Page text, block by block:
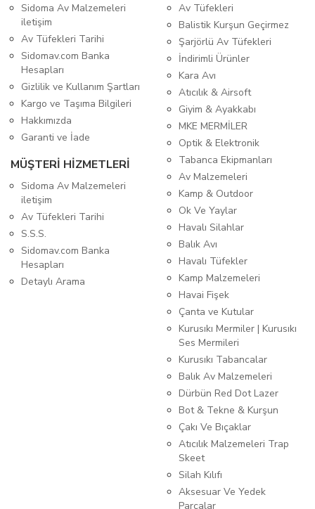
Sidoma Av Malzemeleri
iletişim
Av Tüfekleri Tarihi
Sidomav.com Banka
Hesapları
Gizlilik ve Kullanım Şartları
Kargo ve Taşıma Bilgileri
Hakkımızda
Garanti ve İade
MÜŞTERİ HİZMETLERİ
Sidoma Av Malzemeleri
iletişim
Av Tüfekleri Tarihi
S.S.S.
Sidomav.com Banka
Hesapları
Detaylı Arama
Av Tüfekleri
Balistik Kurşun Geçirmez
Şarjörlü Av Tüfekleri
İndirimli Ürünler
Kara Avı
Atıcılık & Airsoft
Giyim & Ayakkabı
MKE MERMİLER
Optik & Elektronik
Tabanca Ekipmanları
Av Malzemeleri
Kamp & Outdoor
Ok Ve Yaylar
Havalı Silahlar
Balık Avı
Havalı Tüfekler
Kamp Malzemeleri
Havai Fişek
Çanta ve Kutular
Kurusıkı Mermiler | Kurusıkı
Ses Mermileri
Kurusıkı Tabancalar
Balık Av Malzemeleri
Dürbün Red Dot Lazer
Bot & Tekne & Kurşun
Çakı Ve Bıçaklar
Atıcılık Malzemeleri Trap
Skeet
Silah Kılıfı
Aksesuar Ve Yedek
Parçalar